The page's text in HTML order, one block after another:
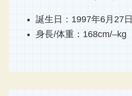
誕生日：1997年6月27日
身長/体重：168cm/–kg